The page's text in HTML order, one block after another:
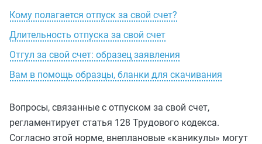
Кому полагается отпуск за свой счет?
Длительность отпуска за свой счет
Отгул за свой счет: образец заявления
Вам в помощь образцы, бланки для скачивания
Вопросы, связанные с отпуском за свой счет,
регламентирует статья 128 Трудового кодекса.
Согласно этой норме, внеплановые «каникулы» могут